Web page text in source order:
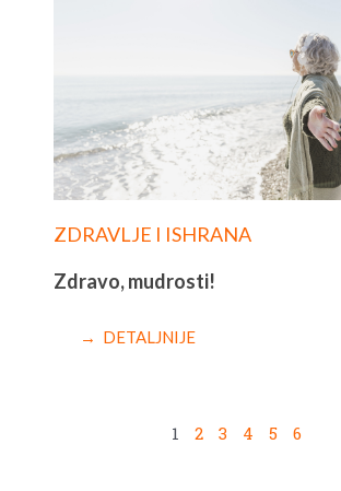
ZDRAVLJE I ISHRANA
Zdravo, mudrosti!
→ DETALJNIJE
1 2 3 4 5 6